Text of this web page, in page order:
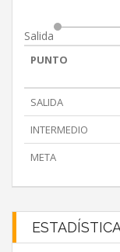
Salida
PUNTO
SALIDA
INTERMEDIO
META